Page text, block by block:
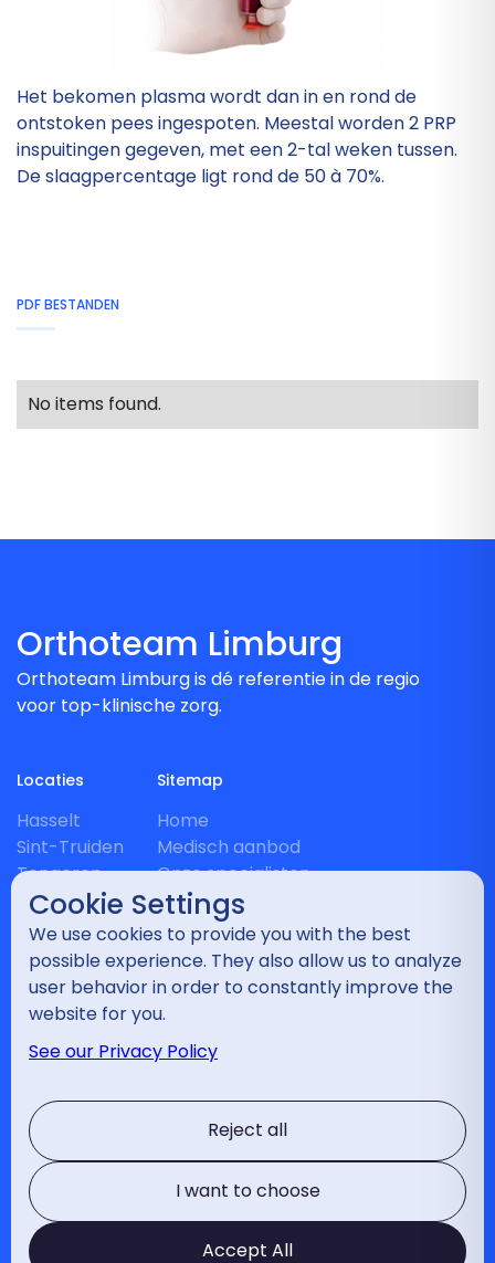
Het bekomen plasma wordt dan in en rond de
ontstoken pees ingespoten. Meestal worden 2 PRP
inspuitingen gegeven, met een 2-tal weken tussen.
De slaagpercentage ligt rond de 50 à 70%.
PDF BESTANDEN
No items found.
Orthoteam Limburg
Orthoteam Limburg is dé referentie in de regio
voor top-klinische zorg.
Locaties
Hasselt
Sint-Truiden
Tongeren
Heusden-Zolder
Maasmechelen
Landen
Bilzen
Sitemap
Home
Medisch aanbod
Onze specialisten
Nieuws
Relevante links
Vragenlijst
Contact
Disciplines
Schouder
Elleboog
Hand en pols
Heup
Knie
Enkel
Cookie Settings
We use cookies to provide you with the best
possible experience. They also allow us to analyze
user behavior in order to constantly improve the
website for you.
See our Privacy Policy
Reject all
I want to choose
Accept All